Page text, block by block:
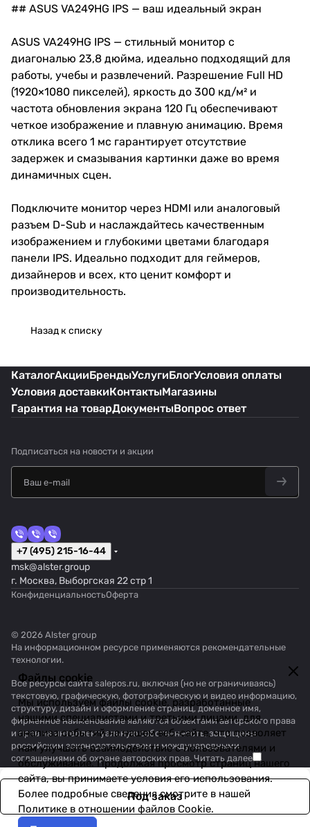
## ASUS VA249HG IPS — ваш идеальный экран
ASUS VA249HG IPS — стильный монитор с
диагональю 23,8 дюйма, идеально подходящий для
работы, учебы и развлечений. Разрешение Full HD
(1920×1080 пикселей), яркость до 300 кд/м² и
частота обновления экрана 120 Гц обеспечивают
четкое изображение и плавную анимацию. Время
отклика всего 1 мс гарантирует отсутствие
задержек и смазывания картинки даже во время
динамичных сцен.
Подключите монитор через HDMI или аналоговый
разъем D-Sub и наслаждайтесь качественным
изображением и глубокими цветами благодаря
панели IPS. Идеально подходит для геймеров,
дизайнеров и всех, кто ценит комфорт и
производительность.
Назад к списку
Под заказ
Файлы cookie
Мы используем файлы cookie, разработанные
нашими специалистами и третьими лицами, для
анализа событий на нашем веб-сайте, что позволяет
нам улучшать взаимодействие с пользователями и
обслуживание. Продолжая просмотр страниц нашего
сайта, вы принимаете условия его использования.
Более подробные сведения смотрите в нашей
Политике в отношении файлов Cookie.
КаталогАкцииБрендыУслугиБлогУсловия оплаты
Условия доставкиКонтактыМагазины
Гарантия на товарДокументыВопрос ответ
Подписаться на новости и акции
+7 (495) 215-16-44
msk@alster.group
г. Москва, Выборгская 22 стр 1
КонфиденциальностьОферта
© 2026 Alster group
На информационном ресурсе применяются рекомендательные
технологии.
Все ресурсы сайта salepos.ru, включая (но не ограничиваясь)
текстовую, графическую, фотографическую и видео информацию,
структуру, дизайн и оформление страниц, доменное имя,
фирменное наименование являются объектами авторского права
и прав на интеллектуальную собственность, защищены
российским законодательством и международными
соглашениями об охране авторских прав. Читать далее